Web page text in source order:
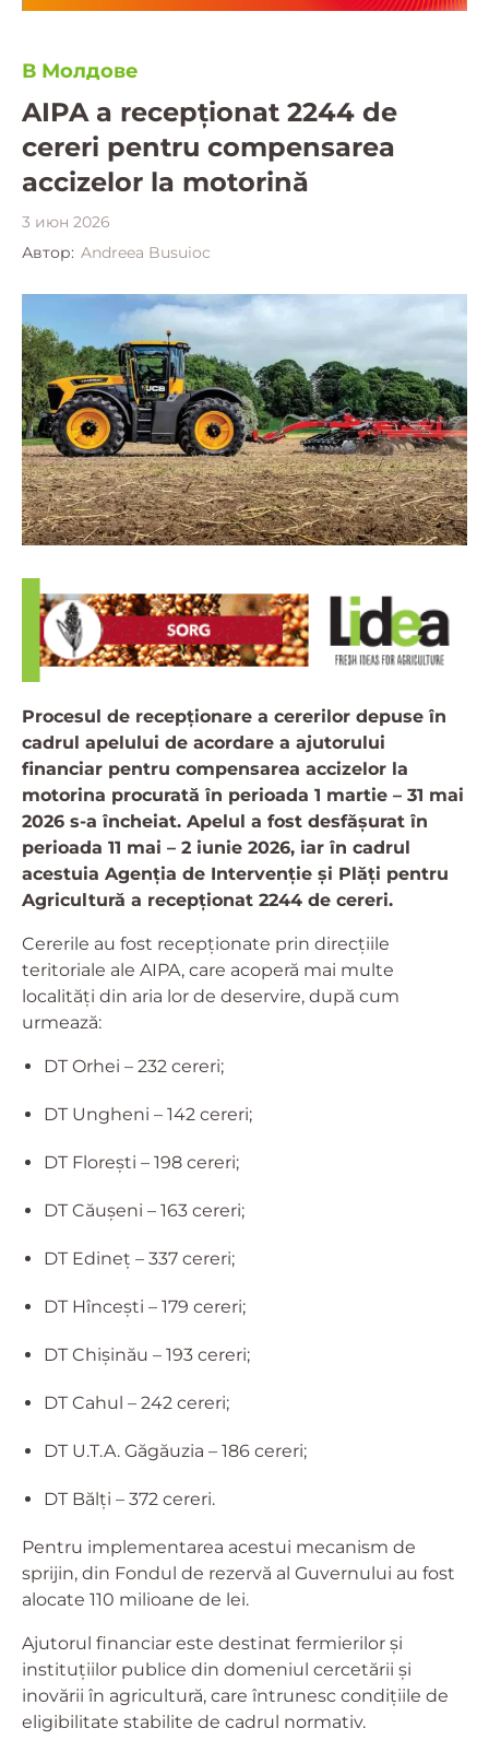
В Молдове
AIPA a recepționat 2244 de
cereri pentru compensarea
accizelor la motorină
3 июн 2026
Автор: Andreea Busuioc
Procesul de recepționare a cererilor depuse în
cadrul apelului de acordare a ajutorului
financiar pentru compensarea accizelor la
motorina procurată în perioada 1 martie – 31 mai
2026 s-a încheiat. Apelul a fost desfășurat în
perioada 11 mai – 2 iunie 2026, iar în cadrul
acestuia Agenția de Intervenție și Plăți pentru
Agricultură a recepționat 2244 de cereri.
Cererile au fost recepționate prin direcțiile
teritoriale ale AIPA, care acoperă mai multe
localități din aria lor de deservire, după cum
urmează:
DT Orhei – 232 cereri;
DT Ungheni – 142 cereri;
DT Florești – 198 cereri;
DT Căușeni – 163 cereri;
DT Edineț – 337 cereri;
DT Hîncești – 179 cereri;
DT Chișinău – 193 cereri;
DT Cahul – 242 cereri;
DT U.T.A. Găgăuzia – 186 cereri;
DT Bălți – 372 cereri.
Pentru implementarea acestui mecanism de
sprijin, din Fondul de rezervă al Guvernului au fost
alocate 110 milioane de lei.
Ajutorul financiar este destinat fermierilor și
instituțiilor publice din domeniul cercetării și
inovării în agricultură, care întrunesc condițiile de
eligibilitate stabilite de cadrul normativ.